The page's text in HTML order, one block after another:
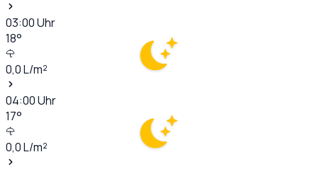
03:00Uhr
18°
0,0L/m²
04:00Uhr
17°
0,0L/m²